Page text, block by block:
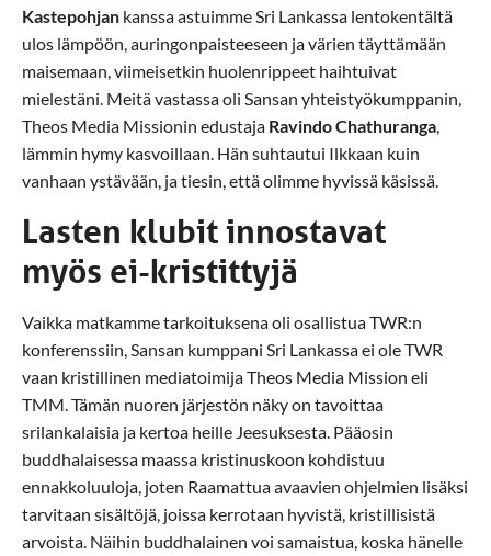
Kastepohjan kanssa astuimme Sri Lankassa lentokentältä
ulos lämpöön, auringonpaisteeseen ja värien täyttämään
maisemaan, viimeisetkin huolenrippeet haihtuivat
mielestäni. Meitä vastassa oli Sansan yhteistyökumppanin,
Theos Media Missionin edustaja Ravindo Chathuranga
lämmin hymy kasvoillaan. Hän suhtautui Ilkkaan kuin
vanhaan ystävään, ja tiesin, että olimme hyvissä käsissä.
Lasten klubit innostavat
myös ei-kristittyjä
Vaikka matkamme tarkoituksena oli osallistua TWR:n
konferenssiin, Sansan kumppani Sri Lankassa ei ole TWR
vaan kristillinen mediatoimija Theos Media Mission eli
TMM. Tämän nuoren järjestön näky on tavoittaa
srilankalaisia ja kertoa heille Jeesuksesta. Pääosin
buddhalaisessa maassa kristinuskoon kohdistuu
ennakkoluuloja, joten Raamattua avaavien ohjelmien lisäksi
tarvitaan sisältöjä, joissa kerrotaan hyvistä, kristillisistä
arvoista. Näihin buddhalainen voi samaistua, koska hänelle